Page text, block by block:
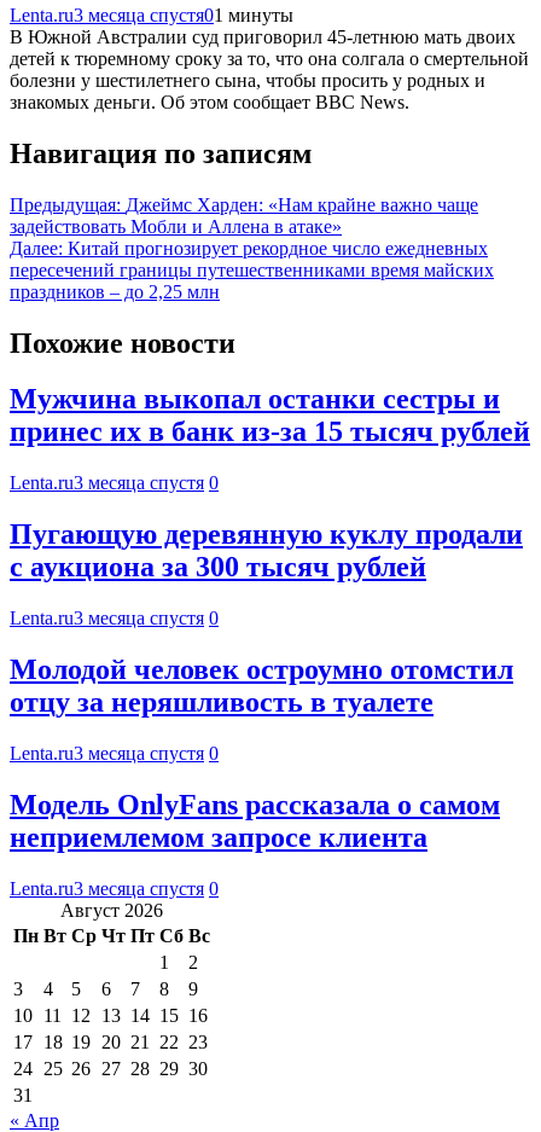
Lenta.ru3 месяца спустя01 минуты
В Южной Австралии суд приговорил 45-летнюю мать двоих
детей к тюремному сроку за то, что она солгала о смертельной
болезни у шестилетнего сына, чтобы просить у родных и
знакомых деньги. Об этом сообщает BBC News.
Навигация по записям
Предыдущая: Джеймс Харден: «Нам крайне важно чаще
задействовать Мобли и Аллена в атаке»
Далее: Китай прогнозирует рекордное число ежедневных
пересечений границы путешественниками время майских
праздников – до 2,25 млн
Похожие новости
Мужчина выкопал останки сестры и
принес их в банк из-за 15 тысяч рублей
Lenta.ru3 месяца спустя 0
Пугающую деревянную куклу продали
с аукциона за 300 тысяч рублей
Lenta.ru3 месяца спустя 0
Молодой человек остроумно отомстил
отцу за неряшливость в туалете
Lenta.ru3 месяца спустя 0
Модель OnlyFans рассказала о самом
неприемлемом запросе клиента
Lenta.ru3 месяца спустя 0
Август 2026
Пн Вт Ср Чт Пт Сб Вс
1
2
3
4 5 6 7 8
9
10 11 12 13 14 15 16
17 18 19 20 21 22 23
24 25 26 27 28 29 30
31
« Апр